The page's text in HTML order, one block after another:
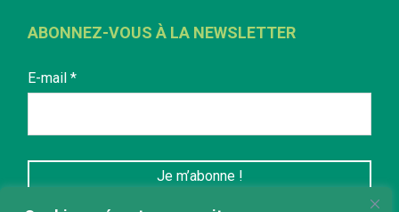
ABONNEZ-VOUS À LA NEWSLETTER
E-mail *